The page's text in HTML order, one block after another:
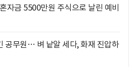
자금 5500만원 주식으로 날린 예비
공무원… 벼 낱알 세다, 화재 진압하